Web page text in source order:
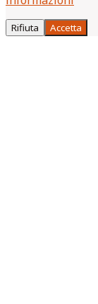
Rifiuta Accetta